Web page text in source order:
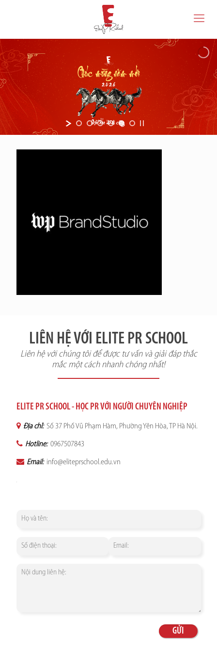
LIÊN HỆ VỚI ELITE PR SCHOOL
Liên hệ với chúng tôi để được tư vấn và giải đáp thắc
mắc một cách nhanh chóng nhất!
ELITE PR SCHOOL - HỌC PR VỚI NGƯỜI CHUYÊN NGHIỆP
Địa chỉ: Số 37 Phố Vũ Phạm Hàm, Phường Yên Hòa, TP Hà Nội.
Hotline: 0967507843
Email: info@eliteprschool.edu.vn